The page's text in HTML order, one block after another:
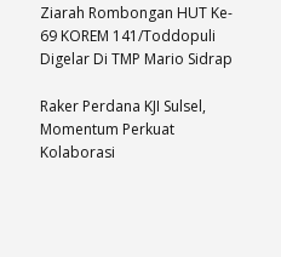
Ziarah Rombongan HUT Ke-
69 KOREM 141/Toddopuli
Digelar Di TMP Mario Sidrap
Raker Perdana KJI Sulsel,
Momentum Perkuat
Kolaborasi